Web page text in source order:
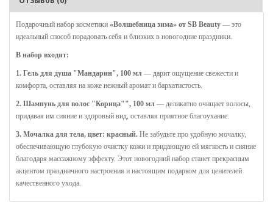
Подарочный набор косметики «Волшебница зима» от SB Beauty — это
идеальный способ порадовать себя и близких в новогодние праздники.
В набор входят:
1. Гель для душа "Мандарин", 100 мл — дарит ощущение свежести и
комфорта, оставляя на коже нежный аромат и бархатистость.
2. Шампунь для волос "Корица"", 100 мл — деликатно очищает волосы,
придавая им сияние и здоровый вид, оставляя приятное благоухание.
3. Мочалка для тела, цвет: красный. Не забудьте про удобную мочалку,
обеспечивающую глубокую очистку кожи и придающую ей мягкость и сияние
благодаря массажному эффекту. Этот новогодний набор станет прекрасным
акцентом праздничного настроения и настоящим подарком для ценителей
качественного ухода.